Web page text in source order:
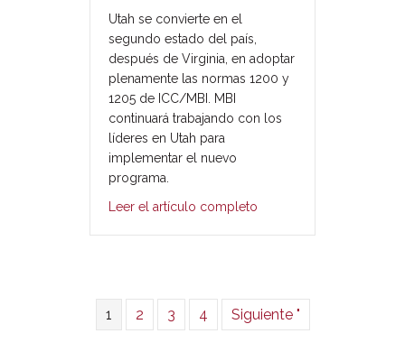
Utah se convierte en el
segundo estado del país,
después de Virginia, en adoptar
plenamente las normas 1200 y
1205 de ICC/MBI. MBI
continuará trabajando con los
líderes en Utah para
implementar el nuevo
programa.
Leer el artículo completo
1 2 3 4 Siguiente "